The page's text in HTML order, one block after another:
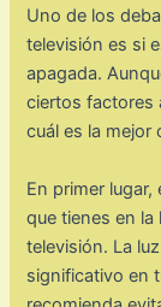
Uno de los
televisión es si
apagada.
ciertos factores
cuál es la mejor
En primer
que tienes en
televisión. La
significativo en